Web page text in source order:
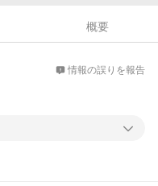
概要
情報の誤りを報告